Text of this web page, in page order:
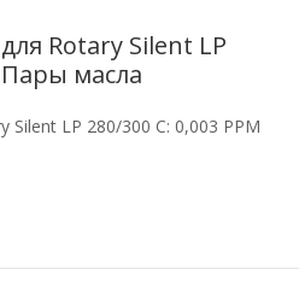
Rotary Silent LP
Пары масла
LP 280/300 C: 0,003 PPM